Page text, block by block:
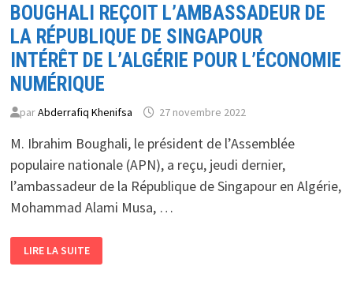
BOUGHALI REÇOIT L’AMBASSADEUR DE
LA RÉPUBLIQUE DE SINGAPOUR
INTÉRÊT DE L’ALGÉRIE POUR L’ÉCONOMIE
NUMÉRIQUE
parAbderrafiq Khenifsa 27 novembre 2022
M. Ibrahim Boughali, le président de l’Assemblée
populaire nationale (APN), a reçu, jeudi dernier,
l’ambassadeur de la République de Singapour en Algérie,
Mohammad Alami Musa, …
REÇOIT
L’AMBASSADEUR
LIRE LA SUITE